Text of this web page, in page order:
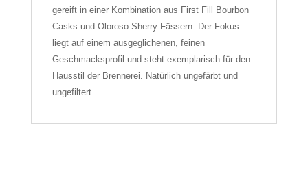
gereift in einer Kombination aus First Fill Bourbon
Casks und Oloroso Sherry Fässern. Der Fokus
liegt auf einem ausgeglichenen, feinen
Geschmacksprofil und steht exemplarisch für den
Hausstil der Brennerei. Natürlich ungefärbt und
ungefiltert.